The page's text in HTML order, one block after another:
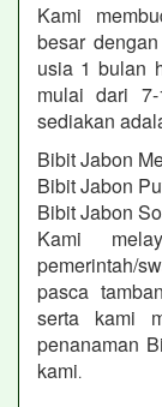
Kami
besar
usia 1 bulan
mulai dari
sediakan
Bibit Jabon
Bibit Jabon
Bibit Jabon
Kami
pemerintah/
pasca
serta kami
penanaman
kami.